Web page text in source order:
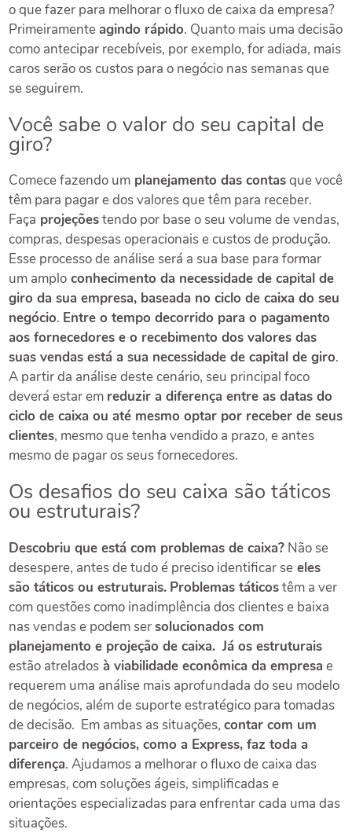
o que fazer para melhorar o fluxo de caixa da empresa?
Primeiramenteagindo rápido. Quanto mais uma decisão
como antecipar recebíveis, por exemplo, for adiada, mais
caros serão os custos para o negócio nas semanas que
se seguirem.
Você sabe o valor do seu capital de
giro?
Comece fazendo um planejamento das contasque você
têm para pagar e dos valores que têm para receber.
Faça projeçõestendo por base o seu volume de vendas,
compras, despesas operacionais e custos de produção.
Esse processo de análise será a sua base para formar
um amplo conhecimento da necessidade de capital de
giro da sua empresa, baseada no ciclo de caixa do seu
negócio. Entre o tempo decorrido para o pagamento
aos fornecedores e o recebimento dos valores das
suas vendas está a sua necessidade de capital de giro.
A partir da análise deste cenário, seu principal foco
deverá estar em reduzir a diferença entre as datas do
ciclo de caixa ou até mesmo optar por receber de seus
clientes, mesmo que tenha vendido a prazo, e antes
mesmo de pagar os seus fornecedores.
Os desafios do seu caixa são táticos
ou estruturais?
Descobriu que está com problemas de caixa? Não se
desespere, antes de tudo é preciso identificar se eles
são táticos ou estruturais. Problemas táticostêm a ver
com questões como inadimplência dos clientes e baixa
nas vendas e podem sersolucionados com
planejamento e projeção de caixa. Já os estruturais
estão atrelados à viabilidade econômica da empresa e
requerem uma análise mais aprofundada do seu modelo
de negócios, além de suporte estratégico para tomadas
de decisão. Em ambas as situações,contar com um
parceiro de negócios, como a Express, faz toda a
diferença. Ajudamos a melhorar o fluxo de caixa das
empresas, com soluções ágeis, simplificadas e
orientações especializadas para enfrentar cada uma das
situações.